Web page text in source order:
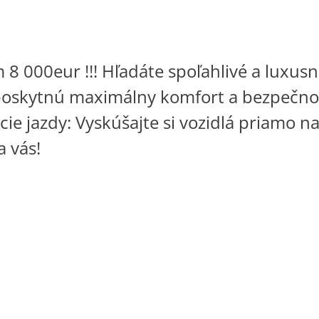
000eur !!! Hľadáte spoľahlivé a
maximálny komfort a
jazdy: Vyskúšajte si vozidlá
vás!